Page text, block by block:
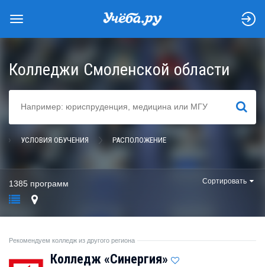
Колледжи Смоленской области
НАЙТИ
УСЛОВИЯ ОБУЧЕНИЯ РАСПОЛОЖЕНИЕ
1385 программ Сортировать
Рекомендуем колледж из другого региона
Колледж «Синергия»